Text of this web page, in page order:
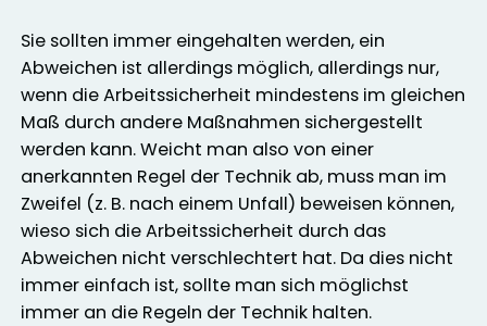
Sie sollten immer eingehalten werden, ein
Abweichen ist allerdings möglich, allerdings nur,
wenn die Arbeitssicherheit mindestens im gleichen
Maß durch andere Maßnahmen sichergestellt
werden kann. Weicht man also von einer
anerkannten Regel der Technik ab, muss man im
Zweifel (z. B. nach einem Unfall) beweisen können,
wieso sich die Arbeitssicherheit durch das
Abweichen nicht verschlechtert hat. Da dies nicht
immer einfach ist, sollte man sich möglichst
immer an die Regeln der Technik halten.